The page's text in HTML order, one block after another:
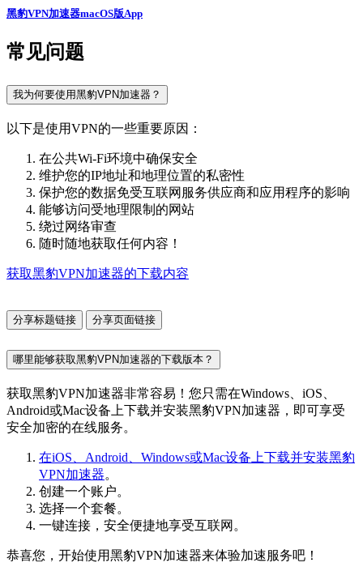
黑豹VPN加速器macOS版App
常见问题
我为何要使用黑豹VPN加速器？
以下是使用VPN的一些重要原因：
在公共Wi-Fi环境中确保安全
维护您的IP地址和地理位置的私密性
保护您的数据免受互联网服务供应商和应用程序的影响
能够访问受地理限制的网站
绕过网络审查
随时随地获取任何内容！
获取黑豹VPN加速器的下载内容
分享标题链接 分享页面链接
哪里能够获取黑豹VPN加速器的下载版本？
获取黑豹VPN加速器非常容易！您只需在Windows、iOS、
Android或Mac设备上下载并安装黑豹VPN加速器，即可享受
安全加密的在线服务。
在iOS、Android、Windows或Mac设备上下载并安装黑豹
VPN加速器。
创建一个账户。
选择一个套餐。
一键连接，安全便捷地享受互联网。
恭喜您，开始使用黑豹VPN加速器来体验加速服务吧！